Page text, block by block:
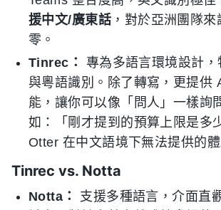
援中文/廣東話 ，對於亞洲團隊
零。
Tinrec：
專為多語言環境設計
與粵語識別。除了轉寫，更提供
能，讓你可以像「問人」一樣詢
如：「剛才提到的預算上限是多
Otter 在中文語境下無法提供的體
Tinrec vs. Notta
Notta：
支援多種語言，介面直